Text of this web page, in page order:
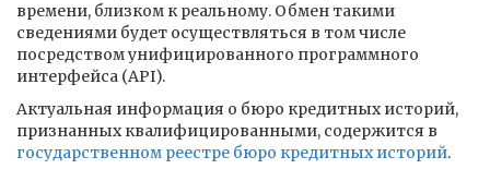
времени, близком к реальному. Обмен такими
сведениями будет осуществляться в том числе
посредством унифицированного программного
интерфейса (API).
Актуальная информация о бюро кредитных историй,
признанных квалифицированными, содержится в
государственном реестре бюро кредитных историй.